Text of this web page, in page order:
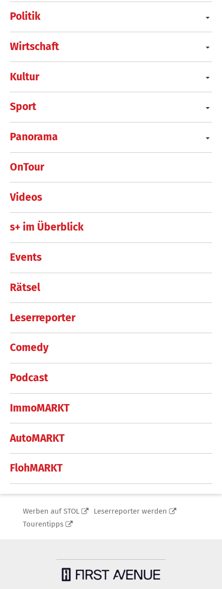
Politik
Wirtschaft
Kultur
Sport
Panorama
OnTour
Videos
s+ im Überblick
Events
Rätsel
Leserreporter
Comedy
Podcast
ImmoMARKT
AutoMARKT
FlohMARKT
Werben auf STOL
Leserreporter werden
Tourentipps